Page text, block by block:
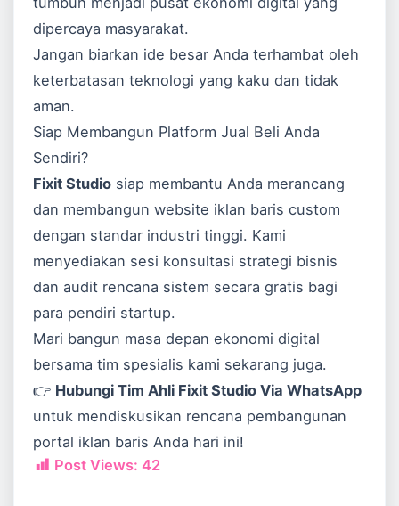
dipercaya masyarakat.
Jangan biarkan ide besar Anda terhambat oleh
keterbatasan teknologi yang kaku dan tidak
aman.
Siap Membangun Platform Jual Beli Anda
Sendiri?
Fixit Studio siap membantu Anda merancang
dan membangun website iklan baris custom
dengan standar industri tinggi. Kami
menyediakan sesi konsultasi strategi bisnis
dan audit rencana sistem secara gratis bagi
para pendiri startup.
Mari bangun masa depan ekonomi digital
bersama tim spesialis kami sekarang juga.
👉 Hubungi Tim Ahli Fixit Studio Via WhatsApp
untuk mendiskusikan rencana pembangunan
portal iklan baris Anda hari ini!
Post Views: 42